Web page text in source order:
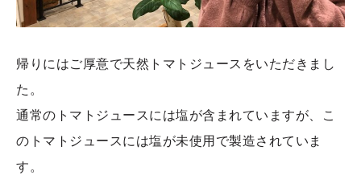
帰りにはご厚意で天然トマトジュースをいただきまし
た。
通常のトマトジュースには塩が含まれていますが、こ
のトマトジュースには塩が未使用で製造されていま
す。